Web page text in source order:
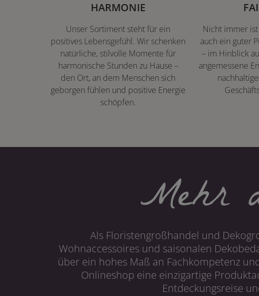
HARMONIE
Unser Sortiment steht für ein
positives Lebensgefühl. Wir schenken
natürliche, stilvolle Momente für
harmonische Stunden zu Hause –
den Ort, an dem Menschen sich
geborgen fühlen und positive Energie
schöpfen.
Nicht immer
auch ein guter
– im Hinblick
angemessene
Mehr
Als Floristengroßhandel und
Wohnaccessoires und saisonalen
über ein hohes Maß an Fachkompetenz
Onlineshop eine einzigartige
Entdeckungsreise